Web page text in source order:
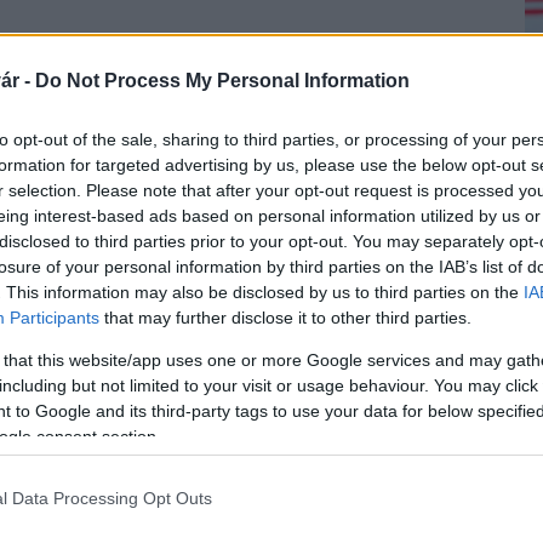
- Do Not Process My Personal Information
opt-out of the sale, sharing to third parties, or processing of your
for targeted advertising by us, please use the below opt-out
selection. Please note that after your opt-out request is processed
interest-based ads based on personal information utilized by us
to third parties prior to your opt-out. You may separately
of your personal information by third parties on the IAB’s list of
This information may also be disclosed by us to third parties on the
Participants that may further disclose it to other third parties.
that this website/app uses one or more Google services and may
but not limited to your visit or usage behaviour. You may
to Google and its third-party tags to use your data for below
consent section.
Data Processing Opt Outs
és jelentős fejlesztésbe kezdenek.
kaposvári húsfeldolgozó Kometa 99 Zrt. -
Kaposváron.
a jelentős fejlesztésre, amellyel több száz új
milliárd forint árbevételre és pozitív eredményre
biztosította a fejlesztést. Közölte: Kaposváron
a nyitva lévő élelmiszeripari, 50
akár ötmilliárd forintot lehet elnyerni